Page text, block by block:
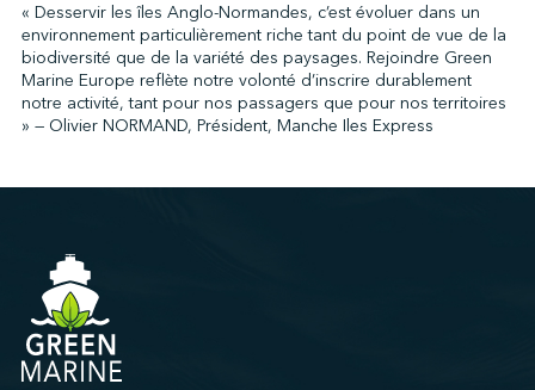
« Desservir les îles Anglo-Normandes, c’est évoluer dans un
environnement particulièrement riche tant du point de vue de la
biodiversité que de la variété des paysages. Rejoindre Green
Marine Europe reflète notre volonté d’inscrire durablement
notre activité, tant pour nos passagers que pour nos territoires
» — Olivier NORMAND, Président, Manche Iles Express